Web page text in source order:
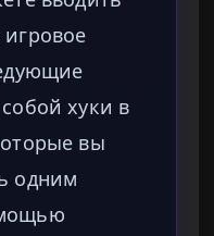
хуки в
вы
одним